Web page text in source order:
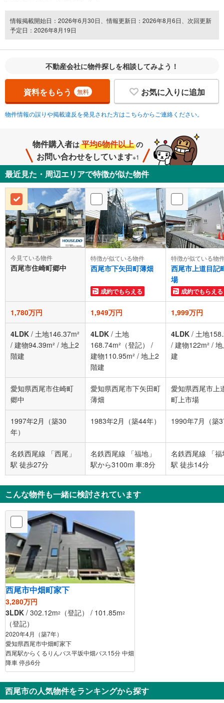
情報掲載開始日：2026年6月30日、情報更新日：2026年8月6日、次回更新
予定日：2026年8月19日
不動産会社に物件探しを相談してみよう！
資料をもらう 無料 お気に入りに追加
物件情報の誤りや掲載違反を発見された方はこちらからご連絡ください。
物件購入者は 平均6物件以上 の
お問い合わせをしています※1
最近見た・周辺エリアで特徴が似た物件
今見ている物件
西尾市住崎町郷中
特徴が似ている物件
西尾市下矢田町薄畑
成約でもらえる
特徴が似ている物
西尾市上道目記
場
成約でもらえる
1,780万円 1,949万円 1,999万円
4LDK / 土地146.37m²
/ 建物94.39m² / 地上2
階建
4LDK / 土地
168.74m²（登記）
/
建物110.95m² / 地上2
階建
4LDK / 土地
/ 建物122m² /
建
愛知県西尾市住崎町
郷中
愛知県西尾市下矢田町
薄畑
愛知県西尾市上
町上市場
1997年2月（築30
年）
1983年2月（築44年） 1990年7月（築
名鉄西尾線 「西尾」
駅 徒歩27分
名鉄西尾線 「福地」
駅から3100m 車:8分
名鉄西尾線 「福
駅 徒歩14分
こんな物件も一緒に検討されています
西尾市中畑町家下
3,280万円
3LDK / 302.12m2 （登記） / 101.85m2
（登記）
2020年4月（築7年）
愛知県西尾市中畑町家下
西尾駅からくるりんバス平坂中畑バス15分 中畑
降車 停歩6分
西尾市の人気物件をランキングから探す